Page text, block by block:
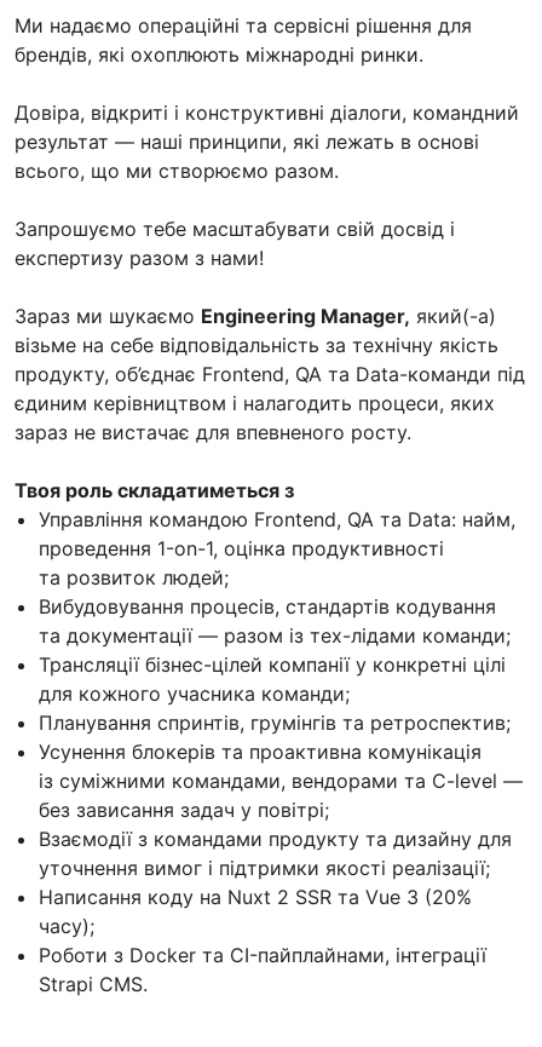
Ми надаємо операційні та сервісні рішення для
брендів, які охоплюють міжнародні ринки.
Довіра, відкриті і конструктивні діалоги, командний
результат — наші принципи, які лежать в основі
всього, що ми створюємо разом.
Запрошуємо тебе масштабувати свій досвід і
експертизу разом з нами!
Зараз ми шукаємо Engineering Manager, який(-а)
візьме на себе відповідальність за технічну якість
продукту, об’єднає Frontend, QA та Data-команди під
єдиним керівництвом і налагодить процеси, яких
зараз не вистачає для впевненого росту.
Твоя роль складатиметься з
Управління командою Frontend, QA та Data: найм,
проведення 1-on-1, оцінка продуктивності
та розвиток людей;
Вибудовування процесів, стандартів кодування
та документації — разом із тех-лідами команди;
Трансляції бізнес-цілей компанії у конкретні цілі
для кожного учасника команди;
Планування спринтів, грумінгів та ретроспектив;
Усунення блокерів та проактивна комунікація
із суміжними командами, вендорами та C-level —
без зависання задач у повітрі;
Взаємодії з командами продукту та дизайну для
уточнення вимог і підтримки якості реалізації;
Написання коду на Nuxt 2 SSR та Vue 3 (20%
часу);
Роботи з Docker та CI-пайплайнами, інтеграції
Strapi CMS.